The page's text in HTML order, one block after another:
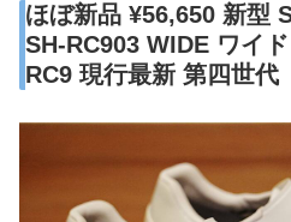
ほぼ新品 ¥56,650 新型
SH-RC903 WIDE ワイ
RC9 現行最新 第四世代